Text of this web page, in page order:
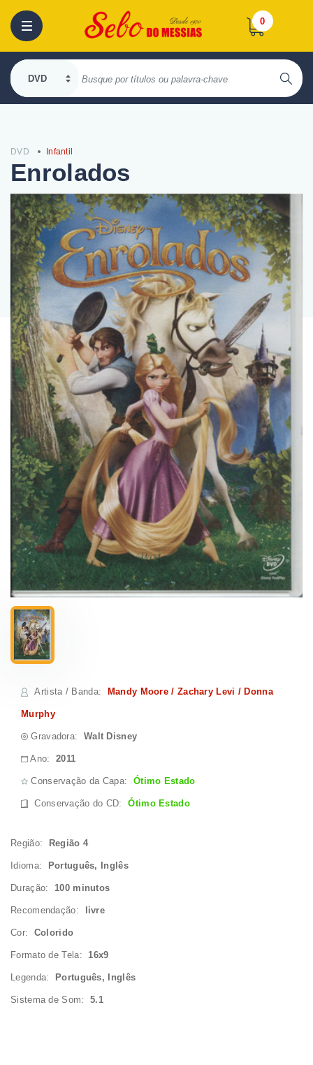
0
DVD Infantil
Enrolados
Artista / Banda: Mandy Moore / Zachary Levi / Donna
Murphy
Gravadora: Walt Disney
Ano:2011
Conservação da Capa: Ótimo Estado
Conservação do CD:Ótimo Estado
Região: Região 4
Idioma: Português, Inglês
Duração: 100 minutos
Recomendação: livre
Cor: Colorido
Formato de Tela: 16x9
Legenda: Português, Inglês
Sistema de Som:5.1